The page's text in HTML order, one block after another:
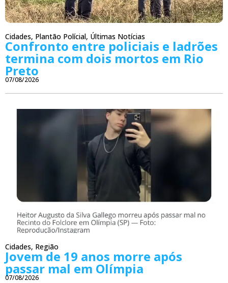
Cidades, Plantão Polícial, Últimas Notícias
Confronto entre policiais e ladrões
termina com dois mortos em Rio
Preto
07/08/2026
Cidades, Região
Jovem de 19 anos morre após
passar mal em Olímpia
07/08/2026